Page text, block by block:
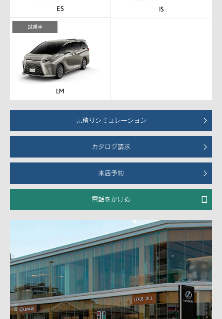
試乗車
見積りシミュレーション
カタログ請求
来店予約
電話をかける